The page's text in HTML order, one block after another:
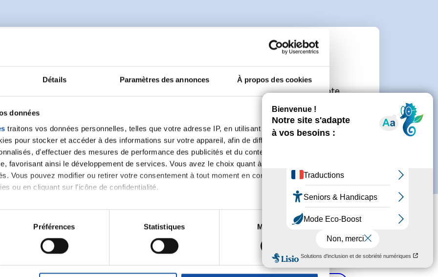
Détails Paramètres des annonces À propos des cookies
données
traitons vos données personnelles, telles que votre adresse IP, en utilisant des
pour stocker et accéder à des informations sur votre appareil, afin de diffuser des
d'effectuer des mesures de performance des publicités et du contenu, ainsi que de
favorisant ainsi le développement de services. Vous avez le choix quant à l'utilisation de
Vous pouvez modifier ou retirer votre consentement à tout moment en consultant la
ou en cliquant sur l'icône de confidentialité.
également :
sur votre localisation géographique qui peuvent être précises à plusieurs mètres près
de vos données personnelles et définir vos préférences, reportez-vous à lasection «
ou retirer votre consentement à tout moment à partir de la déclaration sur les cookies.
Préférences Statistiques Marketing
une nouvelle discussion vous aurez besoin de vous connecter ou de créer un compte.
Se connecter Créer un nouveau compte
Thématiques